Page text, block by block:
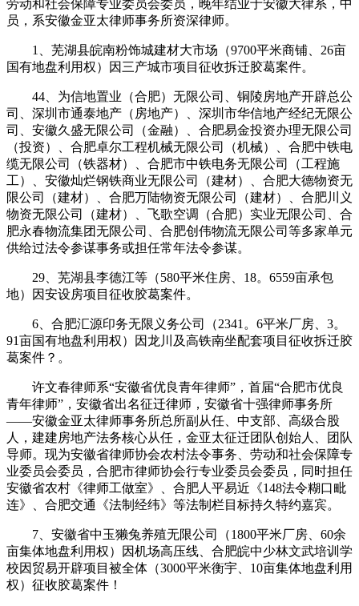
劳动和社会保障专业委员会委员，晚年结业于安徽大律系，中
员，系安徽金亚太律师事务所资深律师。
1、芜湖县皖南粉饰城建材大市场（9700平米商铺、26亩
国有地盘利用权）因三产城市项目征收拆迁胶葛案件。
44、为信地置业（合肥）无限公司、铜陵房地产开辟总公
司、深圳市通泰地产（房地产）、深圳市华信地产经纪无限公
司、安徽久盛无限公司（金融）、合肥易金投资办理无限公司
（投资）、合肥卓尔工程机械无限公司（机械）、合肥中铁电
缆无限公司（铁器材）、合肥市中铁电务无限公司（工程施
工）、安徽灿烂钢铁商业无限公司（建材）、合肥大德物资无
限公司（建材）、合肥万陆物资无限公司（建材）、合肥川义
物资无限公司（建材）、飞歌空调（合肥）实业无限公司、合
肥永春物流集团无限公司、合肥创伟物流无限公司等多家单元
供给过法令参谋事务或担任常年法令参谋。
29、芜湖县李德江等（580平米住房、18。6559亩承包
地）因安设房项目征收胶葛案件。
6、合肥汇源印务无限义务公司（2341。6平米厂房、3。
91亩国有地盘利用权）因龙川及高铁南坐配套项目征收拆迁胶
葛案件？。
许文春律师系“安徽省优良青年律师”，首届“合肥市优良
青年律师”，安徽省出名征迁律师，安徽省十强律师事务所
——安徽金亚太律师事务所总所副从任、中支部、高级合股
人，建建房地产法务核心从任，金亚太征迁团队创始人、团队
导师。现为安徽省律师协会农村法令事务、劳动和社会保障专
业委员会委员，合肥市律师协会行专业委员会委员，同时担任
安徽省农村《律师工做室》、合肥人平易近《148法令糊口毗
连》、合肥交通《法制经纬》等法制栏目标持久特约嘉宾。
7、安徽省中玉獭兔养殖无限公司（1800平米厂房、60余
亩集体地盘利用权）因机场高压线、合肥皖中少林文武培训学
校因贸易开辟项目被全体（3000平米衡宇、10亩集体地盘利用
权）征收胶葛案件！